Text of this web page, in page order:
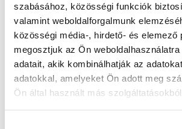
szabásához, közösségi funkciók
valamint weboldalforgalmunk
közösségi média-, hirdető- és elemező
megosztjuk az Ön
adatait, akik kombinálhatják az
adatokkal, amelyeket Ön adott meg
Ön által használt más